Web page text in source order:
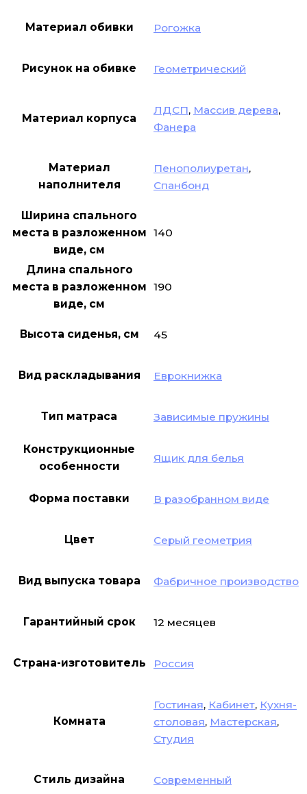
Материал обивки Рогожка
Рисунок на обивке Геометрический
Материал корпуса
ЛДСП, Массив дерева,
Фанера
Материал
наполнителя
Пенополиуретан,
Спанбонд
Ширина спального
места в разложенном
виде, см
140
Длина спального
места в разложенном
виде, см
190
Высота сиденья, см 45
Вид раскладывания Еврокнижка
Тип матраса Зависимые пружины
Конструкционные
особенности
Ящик для белья
Форма поставки В разобранном виде
Цвет Серый геометрия
Вид выпуска товара Фабричное производство
Гарантийный срок 12 месяцев
Страна-изготовитель Россия
Комната
Гостиная, Кабинет, Кухня-
столовая, Мастерская,
Студия
Стиль дизайна Современный